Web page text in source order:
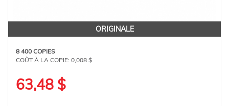
ORIGINALE
8 400 COPIES
COÛT À LA COPIE: 0,008 $
63,48 $